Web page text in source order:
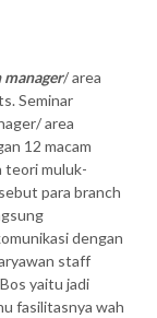
manager/ area
Seminar
area
12 macam
teori muluk-
para branch
dengan
staff
yaitu jadi
fasilitasnya wah